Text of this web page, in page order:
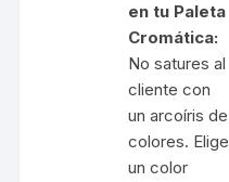
en tu Paleta
Cromática:
No satures al
cliente con
un arcoíris de
colores. Elige
un color